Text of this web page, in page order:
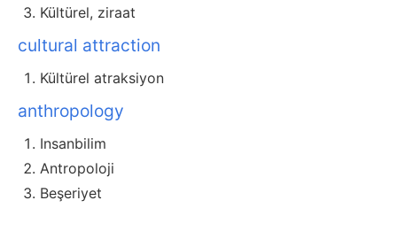
Kültürel, ziraat
cultural attraction
Kültürel atraksiyon
anthropology
Insanbilim
Antropoloji
Beşeriyet